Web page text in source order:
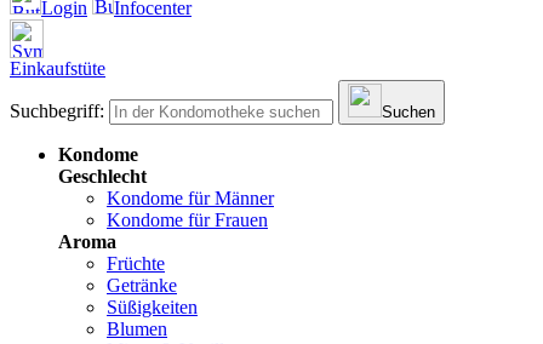
Login Infocenter
Einkaufstüte
Suchbegriff: Suchen
Kondome
Geschlecht
Kondome für Männer
Kondome für Frauen
Aroma
Früchte
Getränke
Süßigkeiten
Blumen